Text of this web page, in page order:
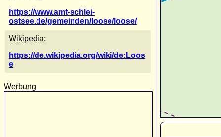
https://www.amt-schlei-
ostsee.de/gemeinden/loose/loose/
Wikipedia:
https://de.wikipedia.org/wiki/de:Loos
e
Werbung